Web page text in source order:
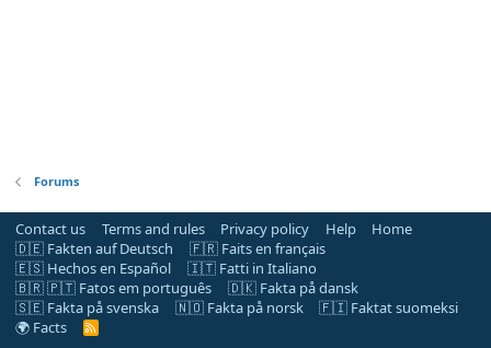
Forums
Contact us Terms and rules Privacy policy Help
Home
🇩🇪 Fakten auf Deutsch
🇫🇷 Faits en français
🇪🇸 Hechos en Español
🇮🇹 Fatti in Italiano
🇧🇷 🇵🇹 Fatos em português
🇩🇰 Fakta på dansk
🇸🇪 Fakta på svenska
🇳🇴 Fakta på norsk
🇫🇮 Faktat suomeksi
🌍 Facts
R